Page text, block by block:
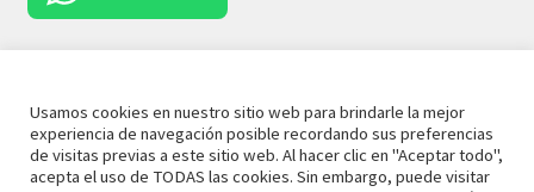
© 2021 La Casa CuriosaAviso Legal
Términos y
Condiciones
Política de Privacidad Política de Cookies
Usamos cookies en nuestro sitio web para brindarle la mejor
experiencia de navegación posible recordando sus preferencias
de visitas previas a este sitio web. Al hacer clic en "Aceptar todo",
acepta el uso de TODAS las cookies. Sin embargo, puede visitar